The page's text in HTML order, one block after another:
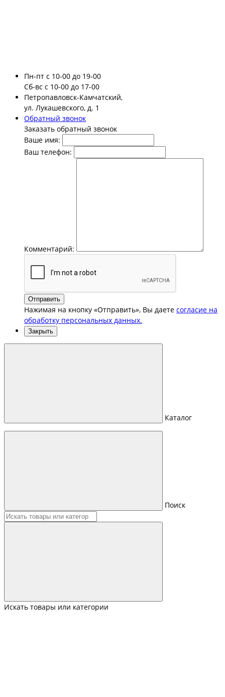
Пн-пт с 10-00 до 19-00
Сб-вс с 10-00 до 17-00
Петропавловск-Камчатский,
ул. Лукашевского, д. 1
Обратный звонок
Заказать обратный звонок
Ваше имя:
Ваш телефон:
Комментарий:
Отправить
Нажимая на кнопку «Отправить», Вы даете согласие на
обработку персональных данных.
Закрыть
Каталог
Поиск
Искать товары или категории